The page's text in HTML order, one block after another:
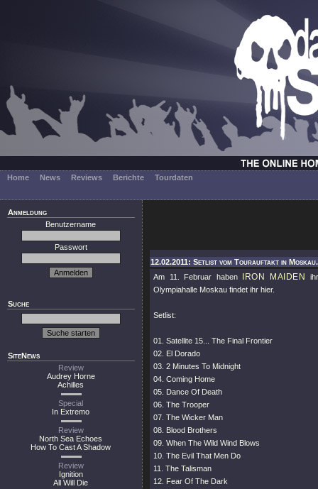
Home News Reviews Berichte Tourdaten
Anmeldung
Benutzername
Passwort
Suche
SiteNews
Review
Audrey Horne
Achilles
Special
In Extremo
Review
North Sea Echoes
How To Cast A Shadow
Review
Ignition
All Will Die
12.02.2011: Setlist vom Tourauftakt in
Am 11. Februar haben
IRON MAIDEN
Olympiahalle Moskau findet ihr hier.
Setlist:
01. Satellite 15... The Final Frontier
02. El Dorado
03. 2 Minutes To Midnight
04. Coming Home
05. Dance Of Death
06. The Trooper
07. The Wicker Man
08. Blood Brothers
09. When The Wild Wind Blows
10. The Evil That Men Do
11. The Talisman
12. Fear Of The Dark